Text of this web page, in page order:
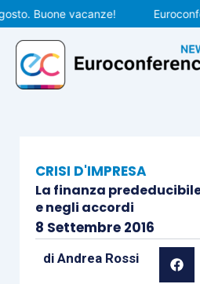
Vai
al
contenuto
Buone vacanze!
CRISI D'IMPRESA
La finanza
e negli accordi
8 Settembre 2016
di Andrea Rossi